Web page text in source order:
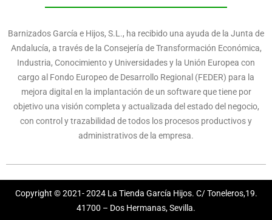
Barnizados García e Hijos, S.L., ha recibido una ayuda de la Junta de
Andalucía, a través de la Consejería de Transformación Económica,
Industria, Conocimiento y Universidades y la Unión Europea con
cargo al Fondo Europeo de Desarrollo Regional (FEDER) para la
mejora digital en la implantación de un software que tiene por
objetivo una visión completa y actualizada del estado del negocio,
con control y trazabilidad de todos los procesos productivos y
administrativos de la empresa.
Copyright © 2021- 2024 La Tienda García Hijos. C/ Toneleros,19.
41700 – Dos Hermanas, Sevilla.